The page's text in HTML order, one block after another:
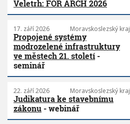
Veletrh: FOR ARCH 2026
17. září 2026 Moravskoslezský kraj
Propojené systémy
modrozelené infrastruktury
ve městech 21. století-
seminář
22. září 2026 Moravskoslezský kraj
Judikatura ke stavebnímu
zákonu - webinář